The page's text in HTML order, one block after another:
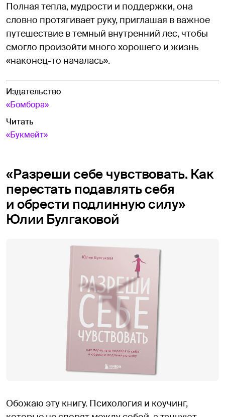
Полная тепла, мудрости и поддержки, она
словно протягивает руку, приглашая в важное
путешествие в темный внутренний лес, чтобы
смогло произойти много хорошего и жизнь
«наконец-то началась».
Издательство
«Бомбора»
Читать
«Букмейт»
«Разреши себе чувствовать. Как
перестать подавлять себя
и обрести подлинную силу»
Юлии Булгаковой
Обожаю эту книгу. Психология и коучинг,